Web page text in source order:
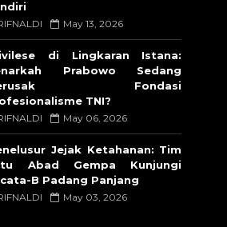
May 13, 2026
di Lingkaran Istana:
Prabowo Sedang
Fondasi
TNI?
May 06, 2026
Jejak Ketahanan: Tim
Abad Gempa Kunjungi
B Padang Panjang
May 03, 2026